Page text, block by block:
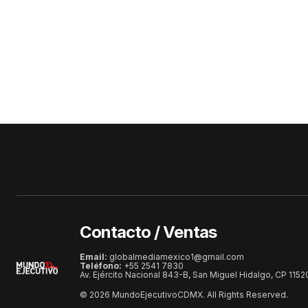
Contacto / Ventas
Email: globalmediamexico1@gmail.com
Teléfono: +55 2541 7830
Av. Ejército Nacional 843-B, San Miguel Hidalgo, CP
© 2026 MundoEjecutivoCDMX. All Rights Reserved.